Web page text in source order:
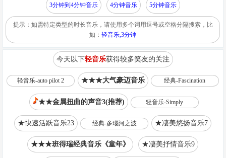
3分钟到4分钟音乐 4分钟音乐 5分钟音乐
提示：如需特定类型的时长音乐，请使用多个词用逗号或空格分隔搜索，比
如：轻音乐,3分钟
今天以下轻音乐获得较多笑友的关注
轻音乐-auto pilot 2 ★★★大气豪迈音乐 经典-Fascination
★★金属扭曲的声音3(推荐) 轻音乐-Simply
★快速活跃音乐23 经典-多瑙河之波 ★凄美悠扬音乐7
★★★班得瑞经典音乐《童年》 ★凄美抒情音乐9